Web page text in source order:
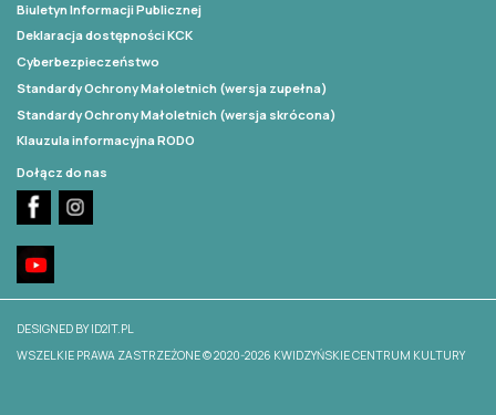
Biuletyn Informacji Publicznej
Deklaracja dostępności KCK
Cyberbezpieczeństwo
Standardy Ochrony Małoletnich (wersja zupełna)
Standardy Ochrony Małoletnich (wersja skrócona)
Klauzula informacyjna RODO
Dołącz do nas
DESIGNED BY ID2IT.PL
WSZELKIE PRAWA ZASTRZEŻONE © 2020-2026 KWIDZYŃSKIE CENTRUM KULTURY